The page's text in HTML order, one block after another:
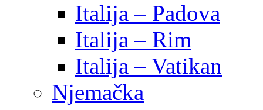
Italija – Padova
Italija – Rim
Italija – Vatikan
Njemačka